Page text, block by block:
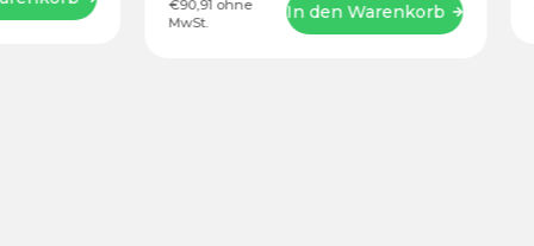
ohne
In den Warenkorb €66,08 ohne MwSt.